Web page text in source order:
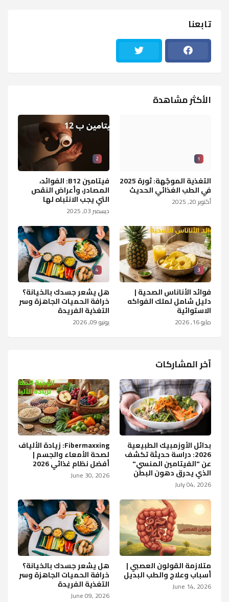
تابعنا
الأكثر مشاهدة
1
التغذية الموجّهة: ثورة 2025
في الطب الغذائي الحديث
أكتوبر 20, 2025
2
فيتامين B12: الفوائد،
المصادر، وأعراض النقص
التي يجب الانتباه لها
ديسمبر 03, 2025
3
فوائد الأناناس الصحية |
دليل شامل لملك الفواكه
الاستوائية
مايو 16, 2026
4
هل يشعر جسدك بالخيانة؟
خرافة الحميات الجاهزة وسر
التغذية الفريدة
يونيو 09, 2026
آخر المشاركات
بدائل الأوزمبيك الطبيعية
2026: دراسة حديثة تكشف
عن "الفيتامين المنسي"
الذي يحرق دهون البطن
July 04, 2026
Fibermaxxing: زيادة الألياف
لصحة الأمعاء والجسم |
أفضل نظام غذائي 2026
June 30, 2026
متلازمة القولون العصبي |
أسباب وعلاج والطب البديل
June 14, 2026
هل يشعر جسدك بالخيانة؟
خرافة الحميات الجاهزة وسر
التغذية الفريدة
June 09, 2026